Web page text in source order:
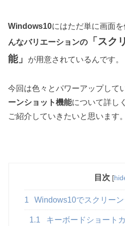
Windows10にはただ単に画面
んなバリエーションの
「スク
能」
が用意されているんです。
今回は色々とパワーアップして
ーンショット機能について詳し
ご紹介していきたいと思います。
目次 [
1 Windows10でスクリー
1.1
キーボードショート